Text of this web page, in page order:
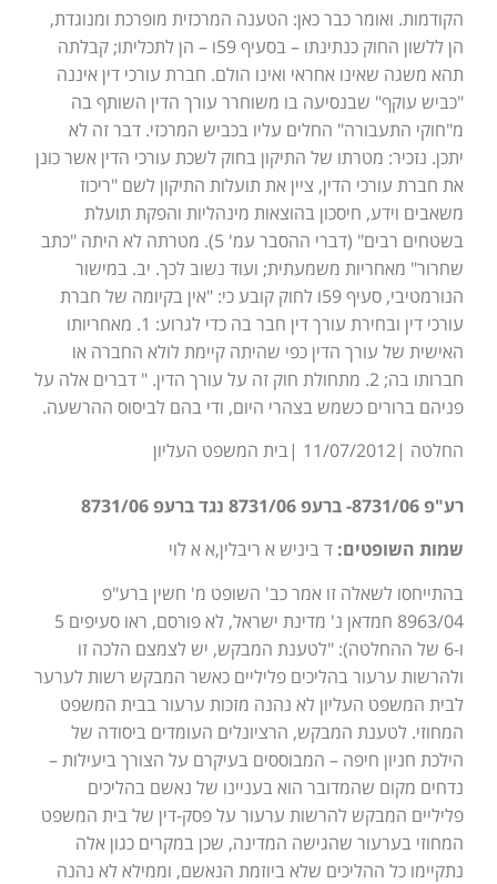
הקודמות. ואומר כבר כאן: הטענה המרכזית מופרכת ומנוגדת,
הן ללשון החוק כנתינתו – בסעיף 59ו – הן לתכליתו; קבלתה
תהא משגה שאינו אחראי ואינו הולם. חברת עורכי דין איננה
"כביש עוקף" שבנסיעה בו משוחרר עורך הדין השותף בה
מ"חוקי התעבורה" החלים עליו בכביש המרכזי. דבר זה לא
יתכן. נזכיר: מטרתו של התיקון בחוק לשכת עורכי הדין אשר כונן
את חברת עורכי הדין, ציין את תועלות התיקון לשם "ריכוז
משאבים וידע, חיסכון בהוצאות מינהליות והפקת תועלת
בשטחים רבים" (דברי ההסבר עמ' 5). מטרתה לא היתה "כתב
שחרור" מאחריות משמעתית; ועוד נשוב לכך. יב. במישור
הנורמטיבי, סעיף 59ו לחוק קובע כי: "אין בקיומה של חברת
עורכי דין ובחירת עורך דין חבר בה כדי לגרוע: 1. מאחריותו
האישית של עורך הדין כפי שהיתה קיימת לולא החברה או
חברותו בה; 2. מתחולת חוק זה על עורך הדין. " דברים אלה על
פניהם ברורים כשמש בצהרי היום, ודי בהם לביסוס ההרשעה.
החלטה |11/07/2012 |בית המשפט העליון
רע"פ 8731/06- ברעפ 8731/06 נגד ברעפ 8731/06
שמות השופטים: ד ביניש א ריבלין,א א לוי
בהתייחסו לשאלה זו אמר כב' השופט מ' חשין ברע"פ
8963/04 חמדאן נ' מדינת ישראל, לא פורסם, ראו סעיפים 5
ו-6 של ההחלטה): "לטענת המבקש, יש לצמצם הלכה זו
ולהרשות ערעור בהליכים פליליים כאשר המבקש רשות לערער
לבית המשפט העליון לא נהנה מזכות ערעור בבית המשפט
המחוזי. לטענת המבקש, הרציונלים העומדים ביסודה של
הילכת חניון חיפה – המבוססים בעיקרם על הצורך ביעילות –
נדחים מקום שהמדובר הוא בעניינו של נאשם בהליכים
פליליים המבקש להרשות ערעור על פסק-דין של בית המשפט
המחוזי בערעור שהגישה המדינה, שכן במקרים כגון אלה
נתקיימו כל ההליכים שלא ביוזמת הנאשם, וממילא לא נהנה